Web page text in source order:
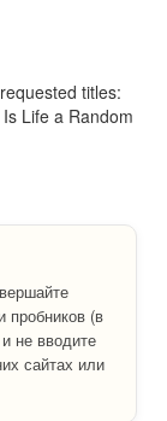
titles:
Life a Random
пробников (в
не вводите
сайтах или